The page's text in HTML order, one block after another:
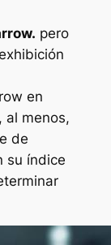
pero
en
al menos,
de
su índice